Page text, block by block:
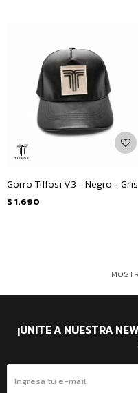
Gorro Tiffosi V3 - Negro - Gris
$ 1.690
¡UNITE A NUESTRA